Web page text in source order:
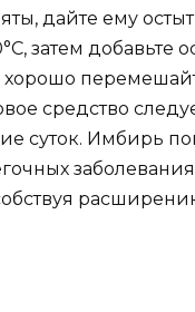
дайте ему
затем добавьте
средство
суток. Имбирь